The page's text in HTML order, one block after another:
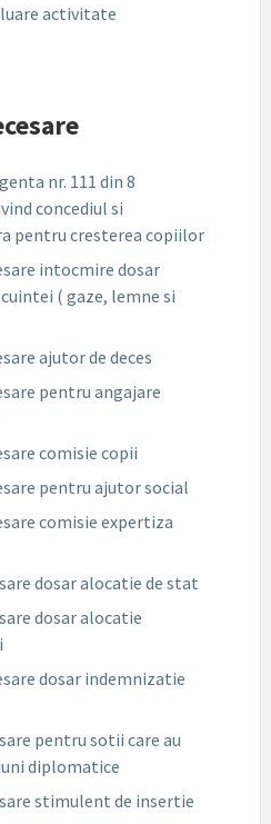
activitate
nr. 111 din 8
concediul si
pentru cresterea copiilor
intocmire dosar
( gaze, lemne si
ajutor de deces
pentru angajare
comisie copii
pentru ajutor social
comisie expertiza
dosar alocatie de stat
dosar alocatie
dosar indemnizatie
pentru sotii care au
diplomatice
stimulent de insertie